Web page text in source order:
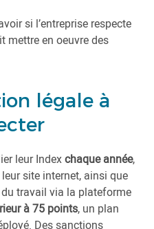
si l’entreprise respecte
mettre en oeuvre des
légale à
leur Indexchaque année,
site internet, ainsi que
travail via la plateforme
à 75 points, un plan
Des sanctions